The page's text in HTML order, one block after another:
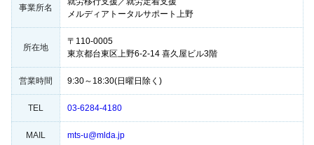
事業所名
メルディアトータルサポート上野
所在地
〒110-0005
東京都台東区上野6-2-14 喜久屋ビル3階
営業時間 9:30～18:30(日曜日除く)
TEL 03-6284-4180
MAIL mts-u@mlda.jp